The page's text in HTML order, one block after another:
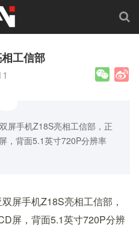
工信部
屏手机Z18S亮相工信部，正
，背面5.1英寸720P分辨率
屏手机Z18S亮相工信部，
屏，背面5.1英寸720P分辨